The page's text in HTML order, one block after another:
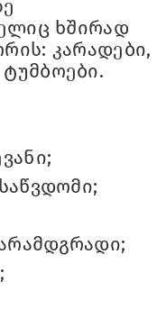
ხშირად
კარადები,